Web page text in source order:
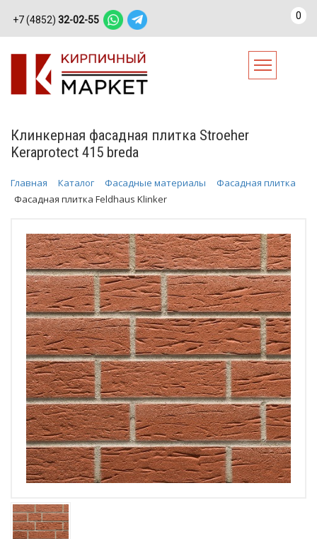
+7 (4852) 32-02-55 0
Клинкерная фасадная плитка Stroeher
Keraprotect 415 breda
Главная Каталог Фасадные материалы
Фасадная плитка
Фасадная плитка Feldhaus Klinker